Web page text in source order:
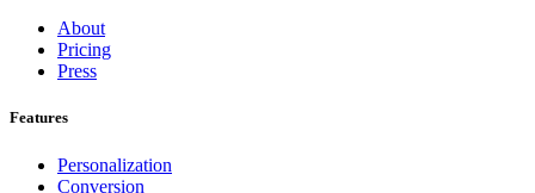
About
Pricing
Press
Features
Personalization
Conversion